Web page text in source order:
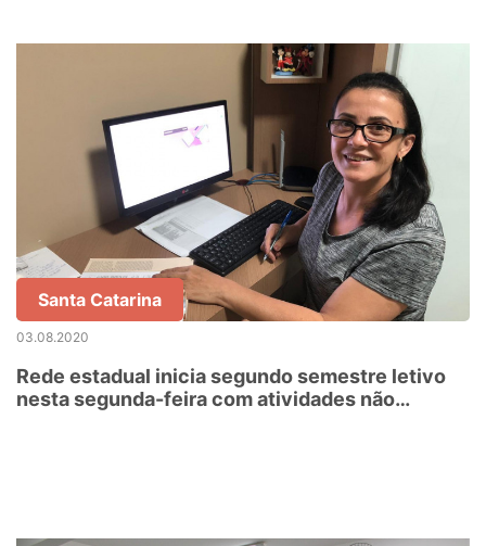
Santa Catarina
03.08.2020
Rede estadual inicia segundo semestre letivo
nesta segunda-feira com atividades não